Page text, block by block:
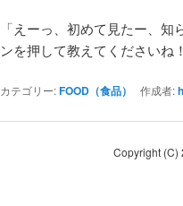
「えーっ、初めて見たー、知
ンを押して教えてくださいね！
カテゴリー:FOOD（食品） 作成者:
Copyright (C)